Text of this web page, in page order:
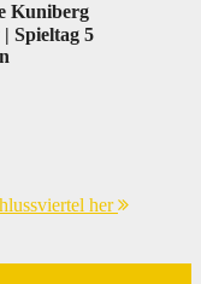
Kuniberg
Spieltag 5
her